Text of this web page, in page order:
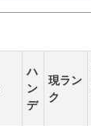
ハ
ン
デ
現ラン
ク